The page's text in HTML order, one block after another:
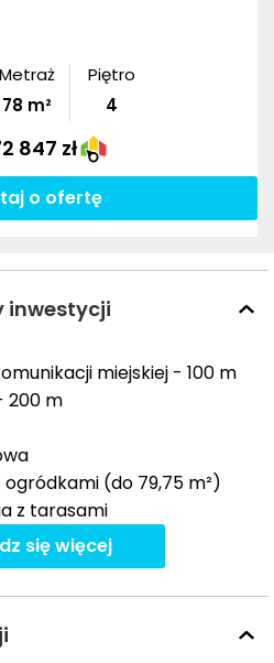
Metraż
78 m²
Piętro
4
847 zł
o ofertę
inwestycji
miejskiej - 100 m
200 m
(do 79,75 m²)
z tarasami
się więcej